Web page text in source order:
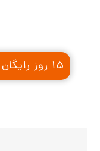
15 روز رایگان استفاده کنید